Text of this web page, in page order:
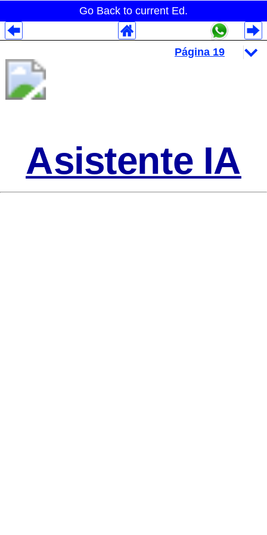
Go Back to current Ed.
Asistente IA
Despliegues Analytics
Despliegues Totales
Despliegues por Rubros